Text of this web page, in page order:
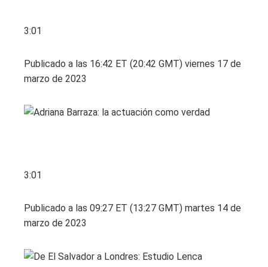
3:01
Publicado a las 16:42 ET (20:42 GMT) viernes 17 de
marzo de 2023
3:01
Publicado a las 09:27 ET (13:27 GMT) martes 14 de
marzo de 2023